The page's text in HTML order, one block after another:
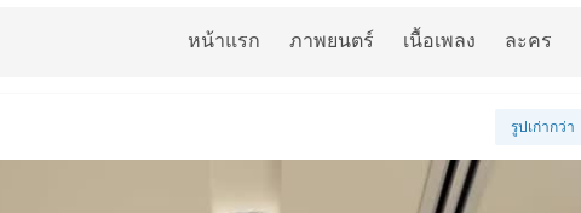
หน้าแรก ภาพยนตร์ เนื้อเพลง ละคร
รูปเก่ากว่า